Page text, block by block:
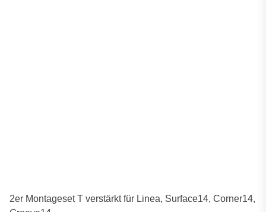
2er Montageset T verstärkt für Linea, Surface14, Corner14,